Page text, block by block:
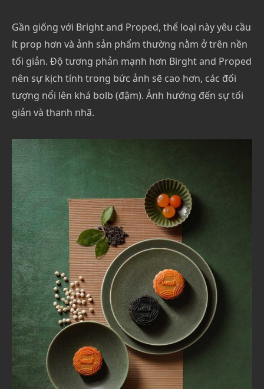
Gần giống với Bright and Proped, thể loại này yêu cầu
ít prop hơn và ảnh sản phẩm thường nằm ở trên nền
tối giản. Độ tương phản mạnh hơn Birght and Proped
nên sự kịch tính trong bức ảnh sẽ cao hơn, các đối
tượng nổi lên khá bolb (đậm). Ảnh hướng đến sự tối
giản và thanh nhã.